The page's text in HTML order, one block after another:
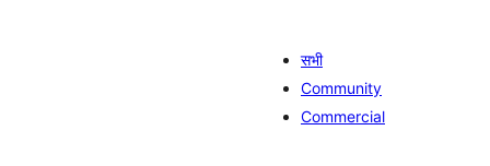
सभी
Community
Commercial